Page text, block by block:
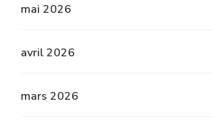
mai 2026
avril 2026
mars 2026